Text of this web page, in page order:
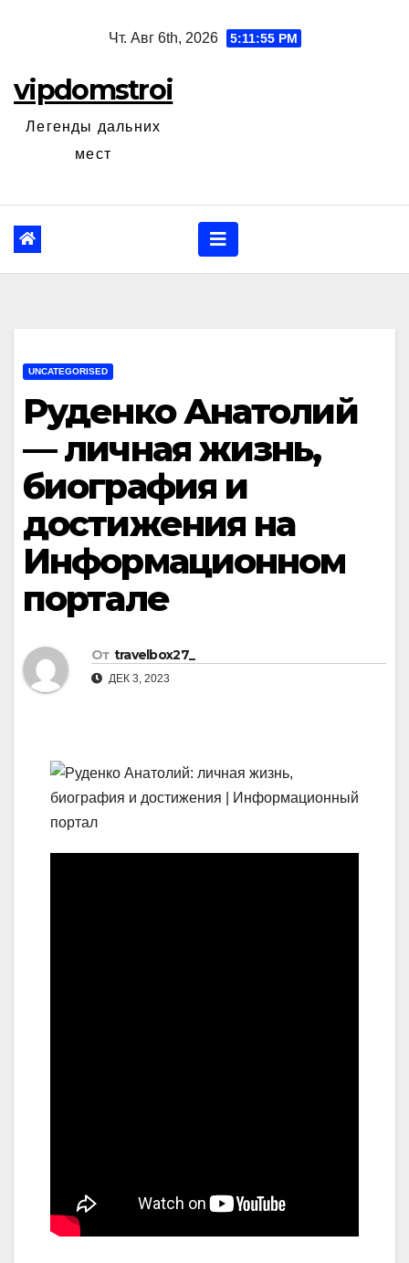
Чт. Авг 6th, 2026 5:11:57 PM
vipdomstroi
Легенды дальних
мест
UNCATEGORISED
Руденко Анатолий
— личная жизнь,
биография и
достижения на
Информационном
портале
От travelbox27_
ДЕК 3, 2023